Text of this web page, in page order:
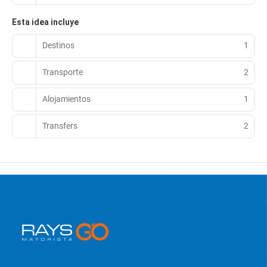
Esta idea incluye
Destinos 1
Transporte 2
Alojamientos 1
Transfers 2